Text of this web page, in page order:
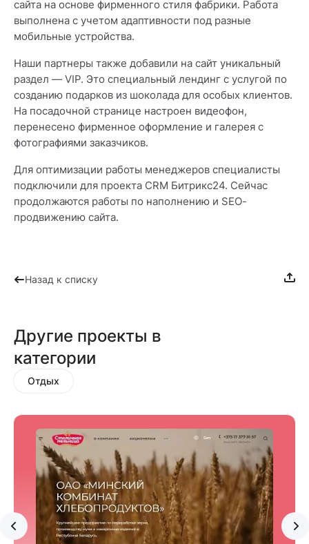
сайта на основе фирменного стиля фабрики. Работа
выполнена с учетом адаптивности под разные
мобильные устройства.
Наши партнеры также добавили на сайт уникальный
раздел — VIP. Это специальный лендинг с услугой по
созданию подарков из шоколада для особых клиентов.
На посадочной странице настроен видеофон,
перенесено фирменное оформление и галерея с
фотографиями заказчиков.
Для оптимизации работы менеджеров специалисты
подключили для проекта CRM Битрикс24. Сейчас
продолжаются работы по наполнению и SEO-
продвижению сайта.
Назад к списку
Другие проекты в
категории
Отдых